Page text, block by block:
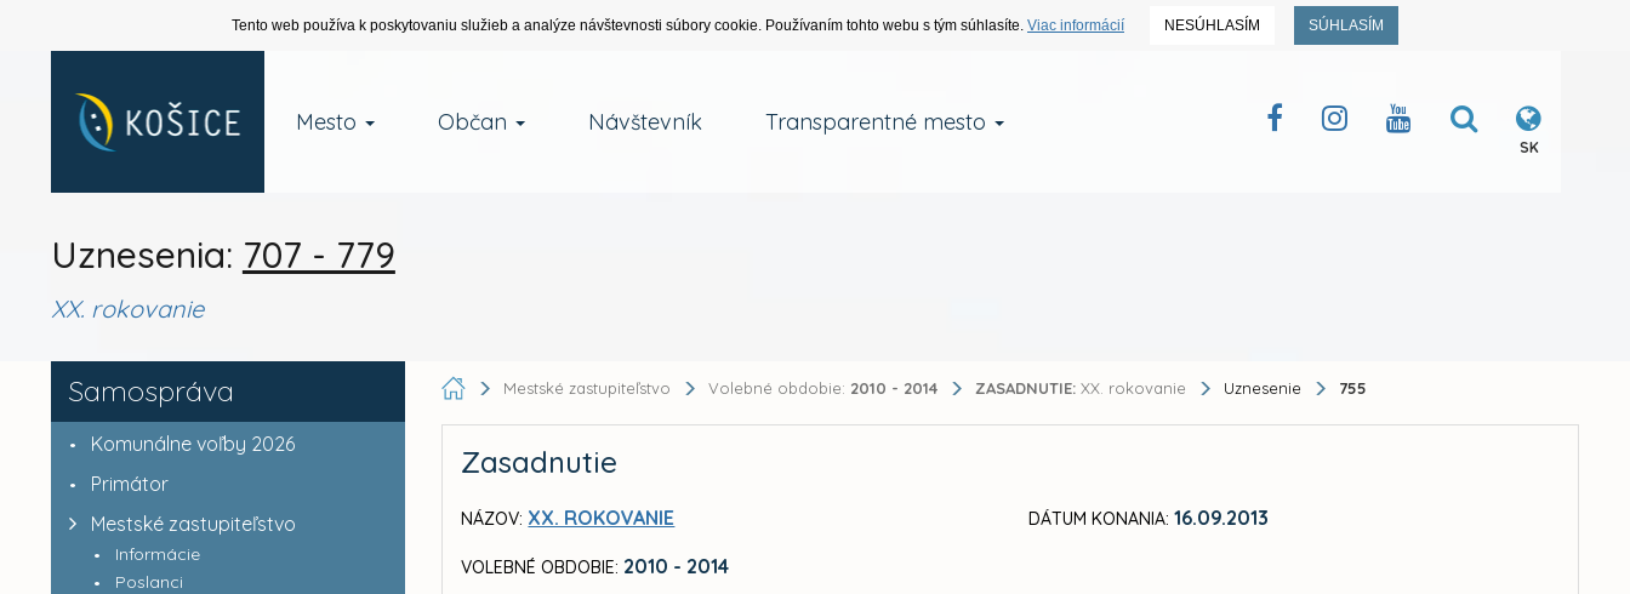
Tento web používa k poskytovaniu služieb a analýze návštevnosti súbory cookie. Používaním tohto webu s tým súhlasíte. Viac informácií NESÚHLASÍM SÚHLASÍM
Mesto Občan Návštevník Transparentné mesto
SK
Uznesenia: 707 - 779
XX. rokovanie
Samospráva
Komunálne voľby 2026
Primátor
Mestské zastupiteľstvo
Informácie
Poslanci
Mestské zastupiteľstvo Volebné obdobie: 2010 - 2014 ZASADNUTIE: XX. rokovanie Uznesenie 755
Zasadnutie
NÁZOV: XX. ROKOVANIE
VOLEBNÉ OBDOBIE: 2010 - 2014
DÁTUM KONANIA: 16.09.2013